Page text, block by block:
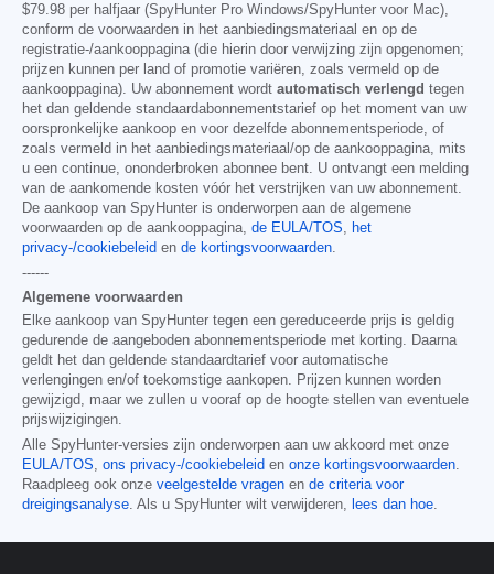
$79.98 per halfjaar (SpyHunter Pro Windows/SpyHunter voor Mac),
conform de voorwaarden in het aanbiedingsmateriaal en op de
registratie-/aankooppagina (die hierin door verwijzing zijn opgenomen;
prijzen kunnen per land of promotie variëren, zoals vermeld op de
aankooppagina). Uw abonnement wordt automatisch verlengd tegen
het dan geldende standaardabonnementstarief op het moment van uw
oorspronkelijke aankoop en voor dezelfde abonnementsperiode, of
zoals vermeld in het aanbiedingsmateriaal/op de aankooppagina, mits
u een continue, ononderbroken abonnee bent. U ontvangt een melding
van de aankomende kosten vóór het verstrijken van uw abonnement.
De aankoop van SpyHunter is onderworpen aan de algemene
voorwaarden op de aankooppagina, de EULA/TOS
het
privacy-/cookiebeleid en de kortingsvoorwaarden
------
Algemene voorwaarden
Elke aankoop van SpyHunter tegen een gereduceerde prijs is geldig
gedurende de aangeboden abonnementsperiode met korting. Daarna
geldt het dan geldende standaardtarief voor automatische
verlengingen en/of toekomstige aankopen. Prijzen kunnen worden
gewijzigd, maar we zullen u vooraf op de hoogte stellen van eventuele
prijswijzigingen.
Alle SpyHunter-versies zijn onderworpen aan uw akkoord met onze
EULA/TOS
ons privacy-/cookiebeleid en onze kortingsvoorwaarden
Raadpleeg ook onze veelgestelde vragen en de criteria voor
dreigingsanalyse . Als u SpyHunter wilt verwijderen, lees dan hoe